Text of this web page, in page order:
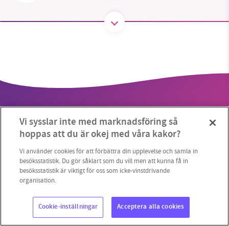
Copyright 2023 © Supermiljöbloggen Cookieinställningar
nyhetsbevakning och granskningar. Nu vill vi
utveckla vårt arbete – och vi hoppas att du
vill hjälpa oss.
Stötta vårt arbete genom att swisha en slant till
1231368703
Läs vad vi vill göra
Vi sysslar inte med marknadsföring så
hoppas att du är okej med våra kakor?
Vi använder cookies för att förbättra din upplevelse och samla in
besöksstatistik. Du gör såklart som du vill men att kunna få in
besöksstatistik är viktigt för oss som icke-vinstdrivande
organisation.
Cookie-inställningar Acceptera alla cookies